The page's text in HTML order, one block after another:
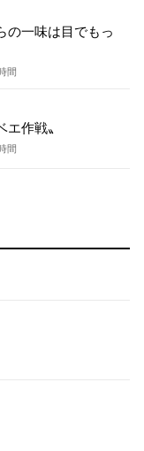
の一味は目でもっ
間
作戦〟
間